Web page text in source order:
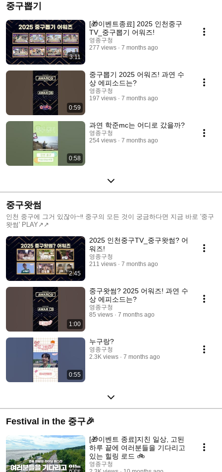
중구뽑기
3:11
[🎁이벤트종료] 2025 인천중구
TV_중구뽑기 어워즈!
영종구청
277 views
7 months ago
0:59
중구뽑기 2025 어워즈! 과연 수
상 에피소드는?
영종구청
197 views
7 months ago
0:58
과연 학준mc는 어디로 갔을까?
영종구청
254 views
7 months ago
중구왓썸
인천 중구에 그거 있잖아~‼ 중구의 모든 것이 궁금하다면 지금 바로 '중구
왓썸' PLAY↗↗
2:45
2025 인천중구TV_중구왓썸? 어
워즈!
영종구청
211 views
7 months ago
1:00
중구왓썸? 2025 어워즈! 과연 수
상 에피소드는?
영종구청
85 views
7 months ago
0:55
누구랑?
영종구청
2.3K views
7 months ago
Festival in the 중구🎉
[🎁이벤트 종료]지친 일상, 고된
하루 끝에 여러분들을 기다리고
있는 힐링 로드 🚲
영종구청